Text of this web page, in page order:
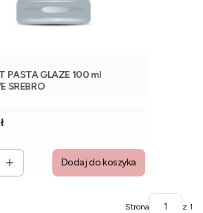
PASTA GLAZE 100 ml
SREBRO
Dodaj do koszyka
Strona z 1